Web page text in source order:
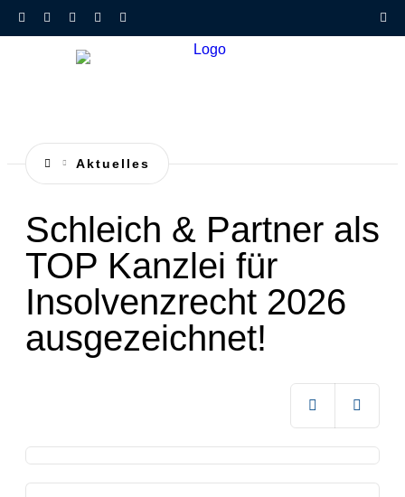
Aktuelles
Schleich & Partner als
TOP Kanzlei für
Insolvenzrecht 2026
ausgezeichnet!